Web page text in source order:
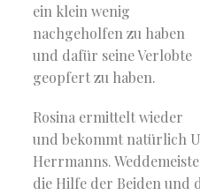
ein klein wenig
nachgeholfen zu haben
und dafür seine Verlobte
geopfert zu haben.
Rosina ermittelt wieder
und bekommt natürlich
Herrmanns.
die Hilfe der Beiden und